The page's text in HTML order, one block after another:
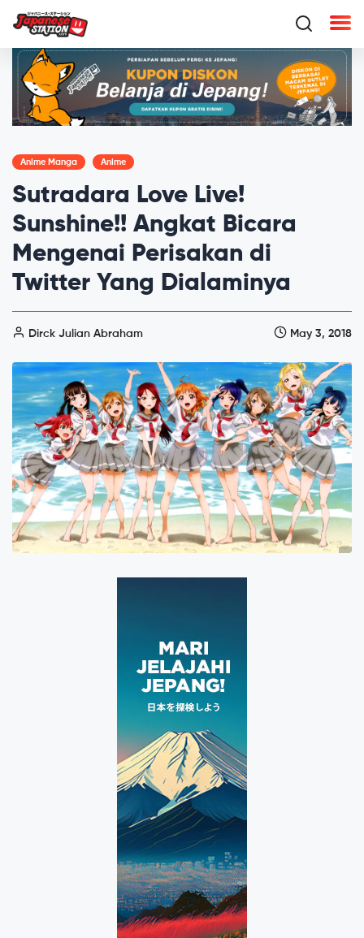
Anime Manga Anime
Sutradara Love Live!
Sunshine!! Angkat Bicara
Mengenai Perisakan di
Twitter Yang Dialaminya
Dirck Julian Abraham May 3, 2018